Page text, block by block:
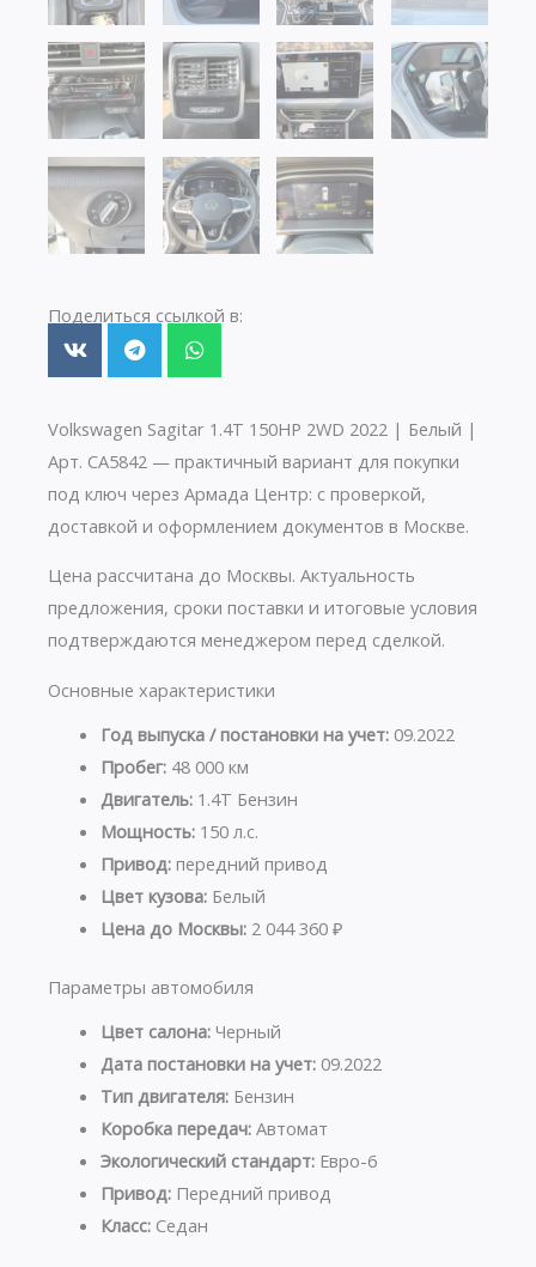
Поделиться ссылкой в:
Volkswagen Sagitar 1.4T 150HP 2WD 2022 | Белый |
Арт. CA5842 — практичный вариант для покупки
под ключ через Армада Центр: с проверкой,
доставкой и оформлением документов в Москве.
Цена рассчитана до Москвы. Актуальность
предложения, сроки поставки и итоговые условия
подтверждаются менеджером перед сделкой.
Основные характеристики
Год выпуска / постановки на учет:09.2022
Пробег:48 000 км
Двигатель:1.4T Бензин
Мощность:150 л.с.
Привод:передний привод
Цвет кузова:Белый
Цена до Москвы:2 044 360 ₽
Параметры автомобиля
Цвет салона:Черный
Дата постановки на учет:09.2022
Тип двигателя:Бензин
Коробка передач:Автомат
Экологический стандарт:Евро-6
Привод:Передний привод
Класс:Седан